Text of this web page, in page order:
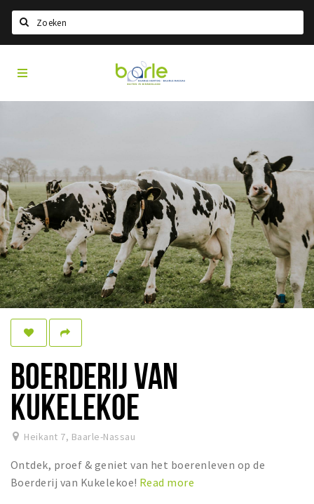
Home
Histoire
Visit Baarle Shop
Bon d'achat Enclave
Événements
Manger
Boire
Dormir
Achats
Parking
Enclaves
Visit
Baarle
BOERDERIJ VAN
KUKELEKOE
Heikant 7, Baarle-Nassau
Ontdek, proef & geniet van het boerenleven op de
Boerderij van Kukelekoe! Read more